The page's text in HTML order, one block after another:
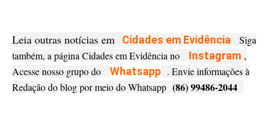
Leia outras notícias em Cidades em Evidência Siga
também, a página Cidades em Evidência no Instagram ,
Acesse nosso grupo do Whatsapp . Envie informações à
Redação do blog por meio do Whatsapp (86) 99486-2044